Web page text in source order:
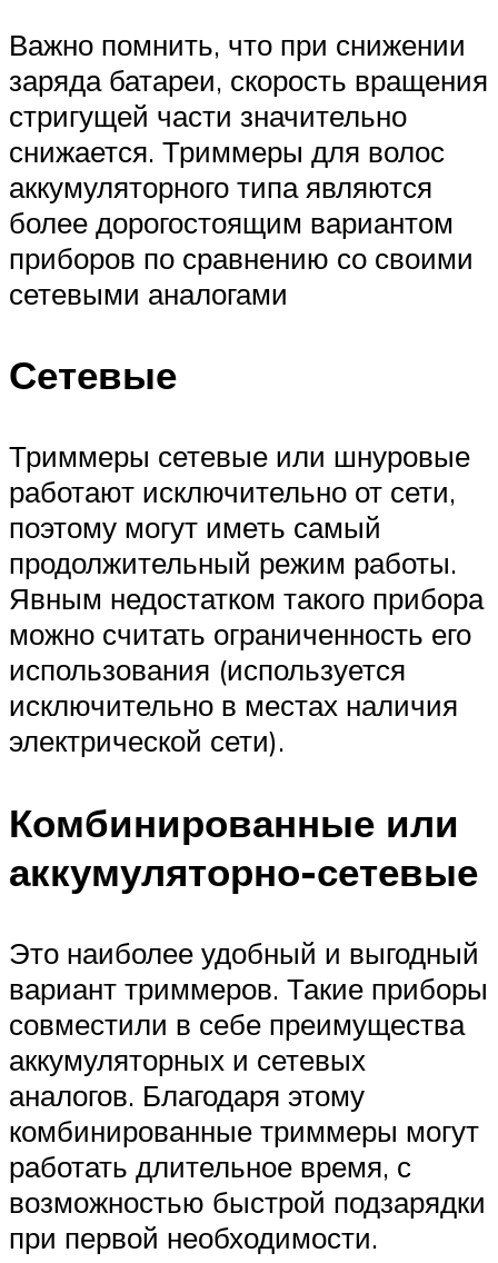
Важно помнить, что при снижении
заряда батареи, скорость вращения
стригущей части значительно
снижается. Триммеры для волос
аккумуляторного типа являются
более дорогостоящим вариантом
приборов по сравнению со своими
сетевыми аналогами
Сетевые
Триммеры сетевые или шнуровые
работают исключительно от сети,
поэтому могут иметь самый
продолжительный режим работы.
Явным недостатком такого прибора
можно считать ограниченность его
использования (используется
исключительно в местах наличия
электрической сети).
Комбинированные или
аккумуляторно-сетевые
Это наиболее удобный и выгодный
вариант триммеров. Такие приборы
совместили в себе преимущества
аккумуляторных и сетевых
аналогов. Благодаря этому
комбинированные триммеры могут
работать длительное время, с
возможностью быстрой подзарядки
при первой необходимости.